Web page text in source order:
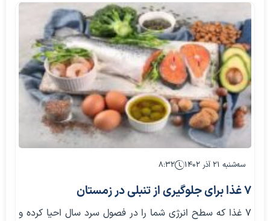
سه‌شنبه ۲۱ آذر ۱۴۰۲ ۸:۳۲
۷ غذا برای جلوگیری از تنبلی در زمستان
7 غذا که سطح انرژی شما را در فصول سرد سال احیا کرده و